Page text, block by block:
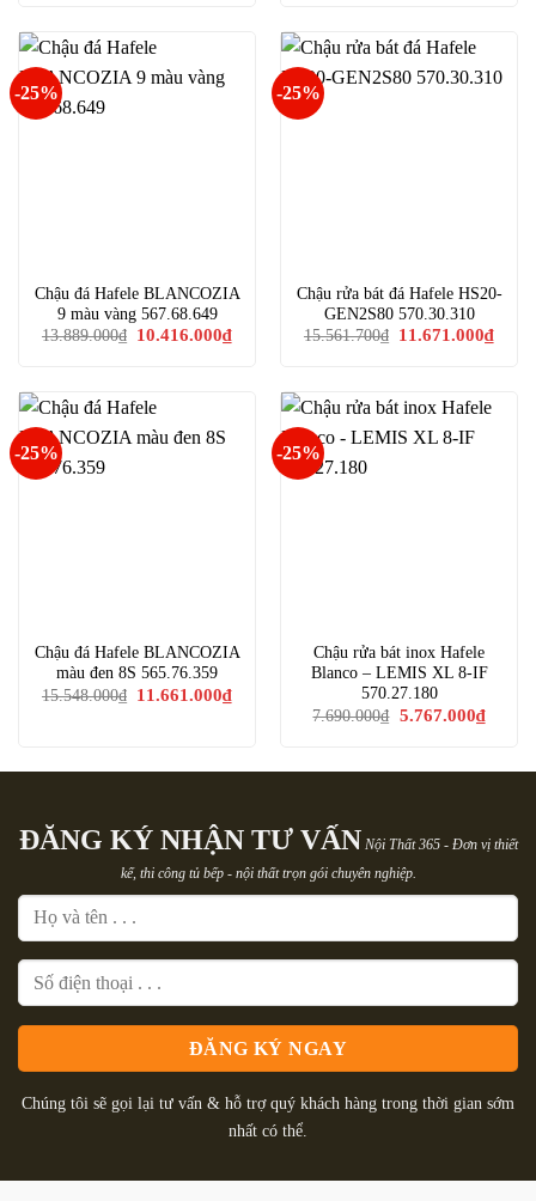
2.692.000₫.
-25%
Chậu đá Hafele BLANCOZIA
9 màu vàng 567.68.649
13.889.000₫
Giá
10.416.000₫Giá
hiện
10.416.000₫.
-25%
Chậu rửa bát đá Hafele HS20-
GEN2S80 570.30.310
15.561.700₫
Giá
11.671.000₫Giá
hiện
-25%
Chậu đá Hafele BLANCOZIA
màu đen 8S 565.76.359
15.548.000₫
Giá
11.661.000₫Giá
hiện
-25%
Chậu rửa bát inox Hafele
Blanco – LEMIS XL 8-IF
570.27.180
7.690.000₫ Giá
5.767.000₫Giá
hiện
ĐĂNG KÝ NHẬN TƯ VẤN Nội Thất 365 - Đơn vị thiết
kế, thi công tủ bếp - nội thất trọn gói chuyên nghiệp.
Chúng tôi sẽ gọi lại tư vấn & hỗ trợ quý khách hàng trong thời gian sớm
nhất có thể.